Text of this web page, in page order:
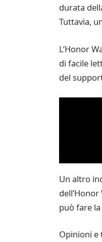
durata
Tuttavia,
L’Honor
di facile
del
Un altro
può fare
Opinioni e